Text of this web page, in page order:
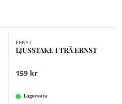
ERNST
LJUSSTAKE I TRÄ ERNST
159 kr
Lagervara